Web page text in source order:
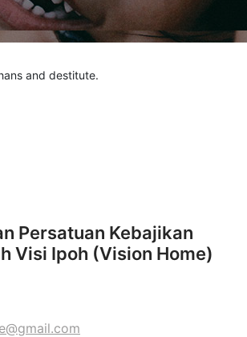
and destitute.
Persatuan Kebajikan
Visi Ipoh (Vision Home)